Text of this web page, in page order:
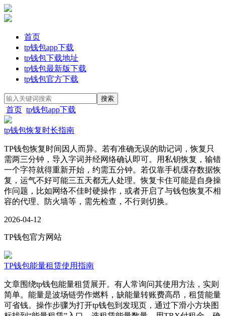
首页
tp钱包app下载
tp钱包下载地址
tp钱包最新版下载
tp钱包官方下载
首页 tp钱包app下载
tp钱包恢复时长指南
TP钱包恢复时间因人而异。若有准确无误的助记词，恢复只
需两三分钟，导入字词并经网络确认即可。用私钥恢复，输错
一个字符就得重新开始，约需五分钟。若仅靠手机缓存数据恢
复，运气不好可能三五天都无人处理。恢复卡住可能是自身操
作问题，比如网络不佳时硬操作，或者开启了与钱包恢复不相
容的代理、防火墙等，需先检查，不行则切换。
2026-04-12
TP钱包官方网站
TP钱包能量租赁使用指南
文章围绕tp钱包能量租赁展开。有人常询问其使用方法，实则
简单。能量是波场链劳作燃料，缺能量转账费高昂，租赁能量
可省钱。操作步骤为打开tp钱包到发现页，通过下滑小方块图